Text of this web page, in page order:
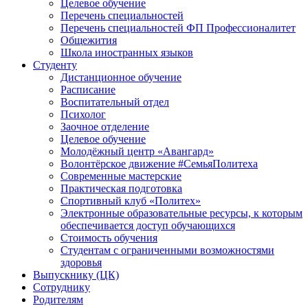
Целевое обучение
Перечень специальностей
Перечень специальностей ФП Профессионалитет
Общежития
Школа иностранных языков
Студенту
Дистанционное обучение
Расписание
Воспитательный отдел
Психолог
Заочное отделение
Целевое обучение
Молодёжный центр «Авангард»
Волонтёрское движение #СемьяПолитеха
Современные мастерские
Практическая подготовка
Спортивный клуб «Политех»
Электронные образовательные ресурсы, к которым
обеспечивается доступ обучающихся
Стоимость обучения
Студентам с ограниченными возможностями
здоровья
Выпускнику (ЦК)
Сотруднику
Родителям